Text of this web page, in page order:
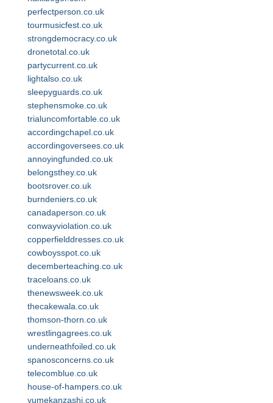
perfectperson.co.uk
tourmusicfest.co.uk
strongdemocracy.co.uk
dronetotal.co.uk
partycurrent.co.uk
lightalso.co.uk
sleepyguards.co.uk
stephensmoke.co.uk
trialuncomfortable.co.uk
accordingchapel.co.uk
accordingoversees.co.uk
annoyingfunded.co.uk
belongsthey.co.uk
bootsrover.co.uk
burndeniers.co.uk
canadaperson.co.uk
conwayviolation.co.uk
copperfielddresses.co.uk
cowboysspot.co.uk
decemberteaching.co.uk
traceloans.co.uk
thenewsweek.co.uk
thecakewala.co.uk
thomson-thorn.co.uk
wrestlingagrees.co.uk
underneathfoiled.co.uk
spanosconcerns.co.uk
telecomblue.co.uk
house-of-hampers.co.uk
yumekanzashi.co.uk